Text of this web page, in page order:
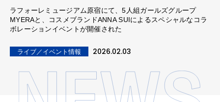
ラフォーレミュージアム原宿にて、5人組ガールズグループ
MYERAと、コスメブランドANNA SUIによるスペシャルなコラ
ボレーションイベントが開催された
ライブ／イベント情報 2026.02.03